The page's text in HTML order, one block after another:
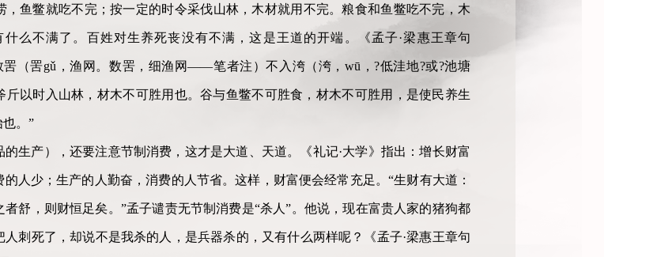
，鱼鳖就吃不完；按一定的时令采伐山林，木材就用不完。粮食和鱼鳖吃不完，木
么不满了。百姓对生养死丧没有不满，这是王道的开端。《孟子·梁惠王章句
罟（罟gǔ，渔网。数罟，细渔网——笔者注）不入洿（洿，wū，?低洼地?或?池塘
以时入山林，材木不可胜用也。谷与鱼鳖不可胜食，材木不可胜用，是使民养生
。”
生产），还要注意节制消费，这才是大道、天道。《礼记·大学》指出：增长财富
人少；生产的人勤奋，消费的人节省。这样，财富便会经常充足。“生财有大道：
舒，则财恒足矣。”孟子谴责无节制消费是“杀人”。他说，现在富贵人家的猪狗都
刺死了，却说不是我杀的人，是兵器杀的，又有什么两样呢？《孟子·梁惠王章句